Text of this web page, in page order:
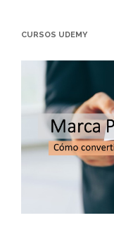
CURSOS UDEMY